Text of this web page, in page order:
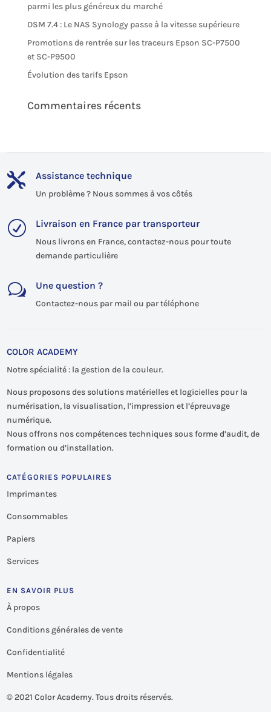
parmi les plus généreux du marché
DSM 7.4 : Le NAS Synology passe à la vitesse supérieure
Promotions de rentrée sur les traceurs Epson SC-P7500
et SC-P9500
Évolution des tarifs Epson
Commentaires récents
 Assistance technique
Un problème ? Nous sommes à vos côtés
R Livraison en France par transporteur
Nous livrons en France, contactez-nous pour toute
demande particulière
w Une question ?
Contactez-nous par mail ou par téléphone
COLOR ACADEMY
Notre spécialité : la gestion de la couleur.
Nous proposons des solutions matérielles et logicielles pour la
numérisation, la visualisation, l’impression et l’épreuvage
numérique.
Nous offrons nos compétences techniques sous forme d’audit, de
formation ou d’installation.
CATÉGORIES POPULAIRES
Imprimantes
Consommables
Papiers
Services
EN SAVOIR PLUS
À propos
Conditions générales de vente
Confidentialité
Mentions légales
© 2021 Color Academy. Tous droits réservés.